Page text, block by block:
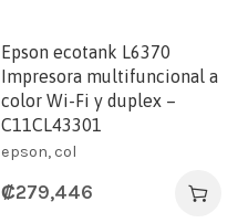
Epson ecotank L6370
Impresora multifuncional a
color Wi-Fi y duplex –
C11CL43301
epson, col
₡279,446